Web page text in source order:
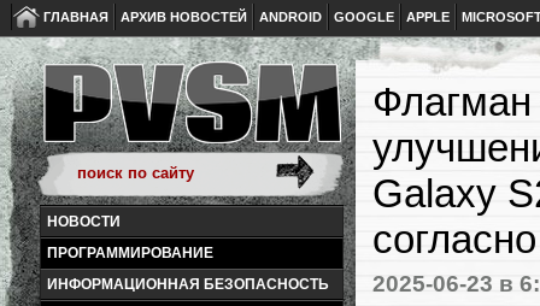
ГЛАВНАЯ АРХИВ НОВОСТЕЙ ANDROID GOOGLE APPLE
НОВОСТИ
ПРОГРАММИРОВАНИЕ
ИНФОРМАЦИОННАЯ БЕЗОПАСНОСТЬ
Флагман
Galaxy
2025-06-23 в